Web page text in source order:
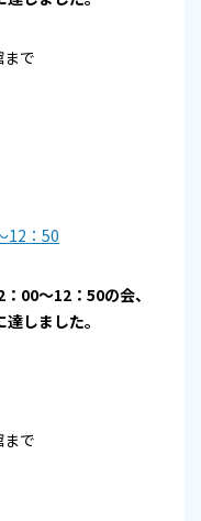
で
12：50
00～12：50の会、
しました。
で